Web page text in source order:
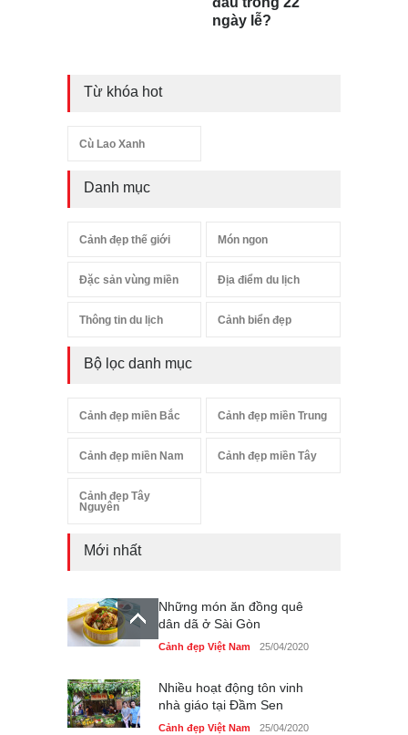
ngày lễ?
Từ khóa hot
Cù Lao Xanh
Danh mục
Cảnh đẹp thế giới Món ngon
Đặc sản vùng miền Địa điểm du lịch
Thông tin du lịch Cảnh biển đẹp
Bộ lọc danh mục
Cảnh đẹp miền Bắc Cảnh đẹp miền Trung
Cảnh đẹp miền Nam Cảnh đẹp miền Tây
Cảnh đẹp Tây
Nguyên
Mới nhất
Những món ăn đồng quê
dân dã ở Sài Gòn
Cảnh đẹp Việt Nam 25/04/2020
Nhiều hoạt động tôn vinh
nhà giáo tại Đầm Sen
Cảnh đẹp Việt Nam 25/04/2020